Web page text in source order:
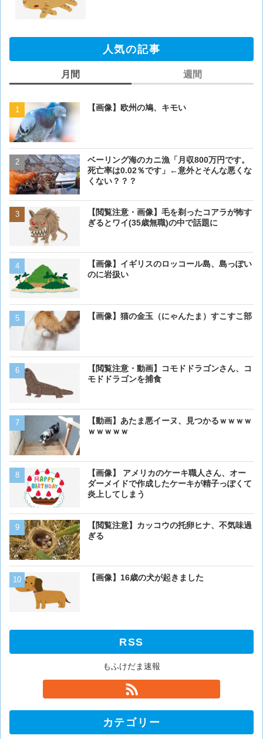
人気の記事
月間
【画像】欧州の鳩、キモい
ベーリング海のカニ漁「月収800万円です。
死亡率は0.02％です」←意外とそんな悪くな
くない？？？
【閲覧注意・画像】毛を剃ったコアラが怖す
ぎるとワイ(35歳無職)の中で話題に
【画像】イギリスのロッコール島、島っぽい
のに岩扱い
【画像】猫の金玉（にゃんたま）すこすこ部
【閲覧注意・動画】コモドドラゴンさん、コ
モドドラゴンを捕食
【動画】あたま悪イーヌ、見つかるｗｗｗｗ
ｗｗｗｗｗ
【画像】 アメリカのケーキ職人さん、オー
ダーメイドで作成したケーキが精子っぽくて
炎上してしまう
【閲覧注意】カッコウの托卵ヒナ、不気味過
ぎる
【画像】16歳の犬が起きました
週間
【画像】欧州の鳩、キモい
【閲覧注意・画像】毛を剃
ぎるとワイ(35歳無職)の中
【画像大量！】イッヌさん
も上手い
【画像】 アメリカのケー
【動画】男性、ロバにちょ
【動画】虎さん、飼い慣
を失う
【画像】イッヌさん、アホ
犬って普段何考えてるの？
ベーリング海のカニ漁「月
猫「おい人間。おれを飼え
RSS
もふけだま速報
カテゴリー